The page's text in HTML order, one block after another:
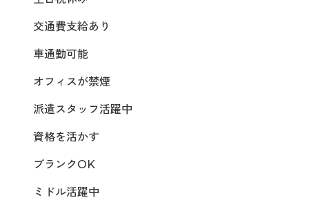
交通費支給あり
車通勤可能
オフィスが禁煙
派遣スタッフ活躍中
資格を活かす
ブランクOK
ミドル活躍中